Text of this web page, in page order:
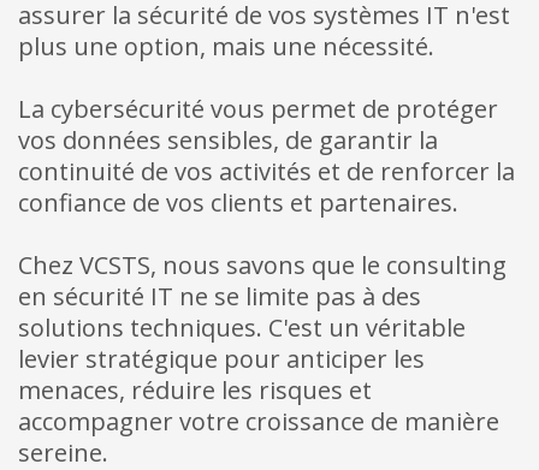
assurer la sécurité de vos systèmes IT n'est
plus une option, mais une nécessité.
La cybersécurité vous permet de protéger
vos données sensibles, de garantir la
continuité de vos activités et de renforcer la
confiance de vos clients et partenaires.
Chez VCSTS, nous savons que le consulting
en sécurité IT ne se limite pas à des
solutions techniques. C'est un véritable
levier stratégique pour anticiper les
menaces, réduire les risques et
accompagner votre croissance de manière
sereine.